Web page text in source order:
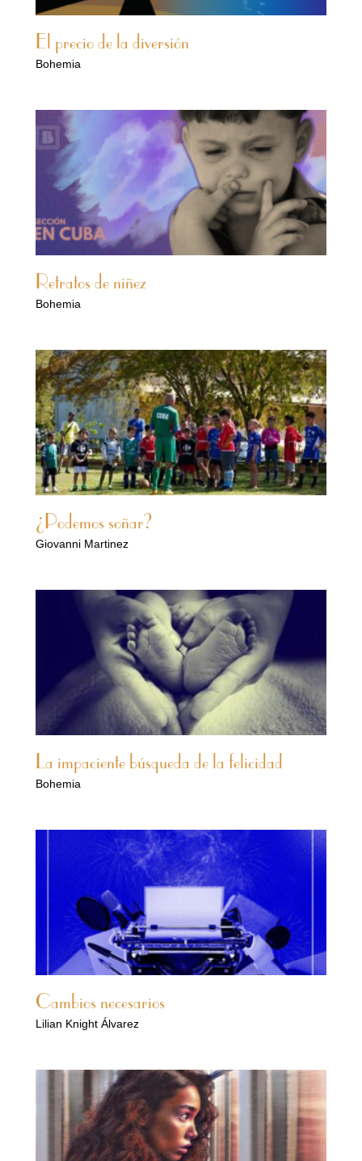
El precio de la diversión
Bohemia
Retratos de niñez
Bohemia
¿Podemos soñar?
Giovanni Martinez
La impaciente búsqueda de la felicidad
Bohemia
Cambios necesarios
Lilian Knight Álvarez